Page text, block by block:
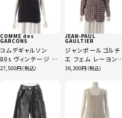
COMME des
GARCONS
コムデギャルソン
80s ヴィンテージ ジ
ャパン バック ロゴ タ
110200 ブラック フ
リーサイズ
27,500
JEAN-PAUL
GAULTIER
ジャンポールゴルチ
エ フェム レーヨン
コットン シャーリング
ェック 総柄 テーラー
ドジャケット アーカ
イブ マルチカラー
36,300